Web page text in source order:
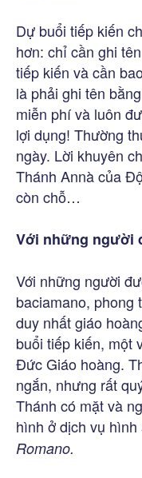
Dự buổi tiếp kiến
hơn: chỉ cần ghi
tiếp kiến và cần
là phải ghi tên
miễn phí và luôn
lợi dụng! Thường
ngày. Lời khuyên
Thánh Annà của
còn chỗ…
Với những người
Với những người
baciamano, phong
duy nhất giáo
buổi tiếp kiến, một
Đức Giáo hoàng.
ngắn, nhưng rất
Thánh có mặt và
hình ở dịch vụ hình
Romano.